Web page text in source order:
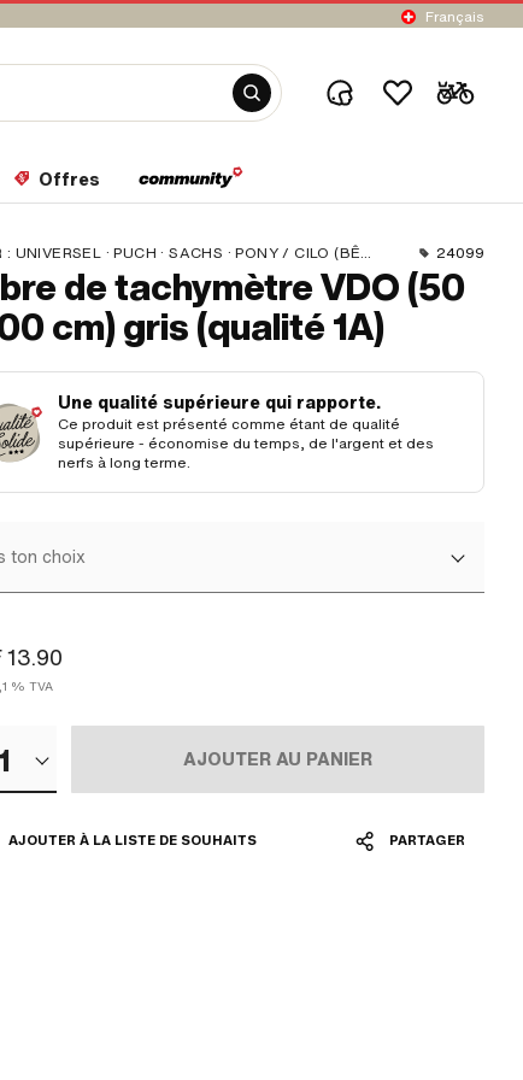
Français
Offres
: UNIVERSEL · PUCH · SACHS · PONY / CILO (BÊTA 521 & 512) · PIAGGIO · ZÜNDAPP BELMONDO · SOLEX · TOMOS · BYE BIKE · ALPA CHOPPER / TURBO · CILO · DKW · FANTIC · GARELLI · HONDA · HERCULES · ILO / JLO · KREIDLER · MALAGUTI · MBK / MOTOBÉCANE · MIELE · SUZUKI · MONARK · PEUGEOT · VICTORIA · YAMAHA · ZÜNDAPP · FRANCO MORINI 24099
de tachymètre VDO (50
cm) gris (qualité 1A)
Une qualité supérieure qui rapporte.
Ce produit est présenté comme étant de qualité
supérieure - économise du temps, de l'argent et des
nerfs à long terme.
ton choix
13.90
% TVA
1 AJOUTER AU PANIER
AJOUTER À LA LISTE DE SOUHAITS PARTAGER